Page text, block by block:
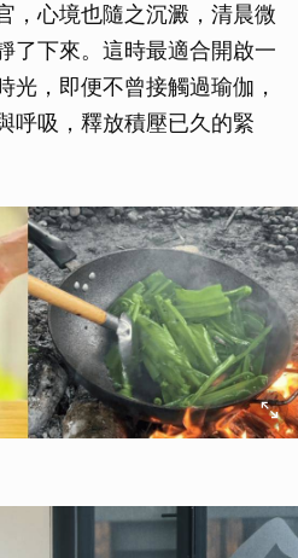
，心境也隨之沉澱，清晨微
了下來。這時最適合開啟一
光，即便不曾接觸過瑜伽，
呼吸，釋放積壓已久的緊